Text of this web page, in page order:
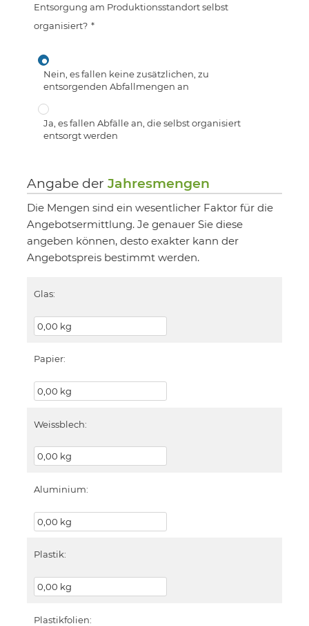
Entsorgung am Produktionsstandort selbst
organisiert? *
Nein, es fallen keine zusätzlichen, zu
entsorgenden Abfallmengen an
Ja, es fallen Abfälle an, die selbst organisiert
entsorgt werden
Angabe der Jahresmengen
Die Mengen sind ein wesentlicher Faktor für die
Angebotsermittlung. Je genauer Sie diese
angeben können, desto exakter kann der
Angebotspreis bestimmt werden.
Glas:
Papier:
Weissblech:
Aluminium:
Plastik:
Plastikfolien: